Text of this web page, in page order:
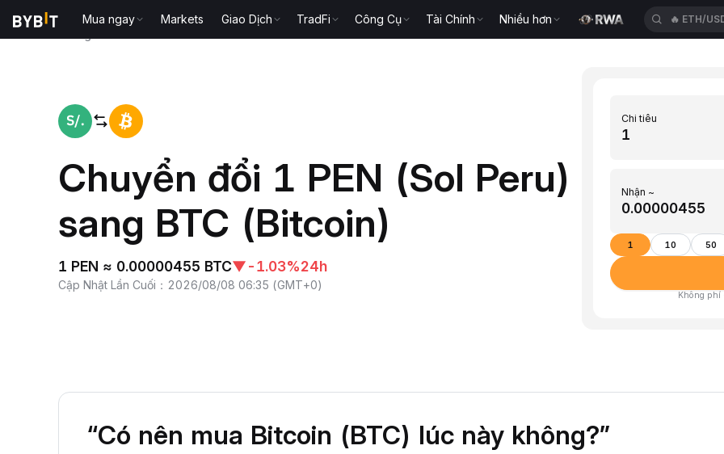
Mua ngay Markets Giao Dịch TradFi Công Cụ Tài Chính Nhiều hơn 🔥 ETH/
Chuyển đổi 1 PEN (Sol Peru)
sang BTC (Bitcoin)
1 PEN ≈ 0.00000455 BTC▼-1.03%24h
Cập Nhật Lần Cuối ： 2026/08/08 06:35 (GMT+0)
Chi tiêu
Nhận ~
1 10 50
Không phí
“Có nên mua Bitcoin (BTC) lúc này không?”